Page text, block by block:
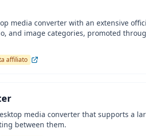
media converter with an extensive
and image categories, promoted
affiliato
media converter that supports a
between them.